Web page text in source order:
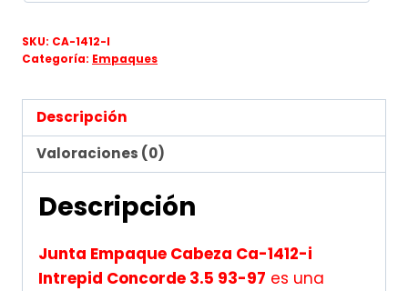
SKU: CA-1412-I
Categoría: Empaques
Descripción
Valoraciones (0)
Descripción
Junta Empaque Cabeza Ca-1412-i
Intrepid Concorde 3.5 93-97 es una